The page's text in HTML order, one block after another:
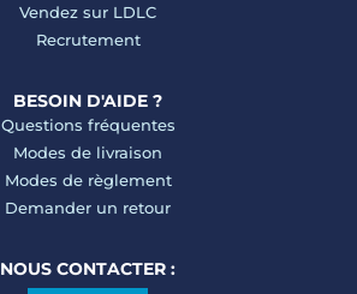
Vendez sur LDLC
Recrutement
BESOIN D'AIDE ?
Questions fréquentes
Modes de livraison
Modes de règlement
Demander un retour
NOUS CONTACTER :